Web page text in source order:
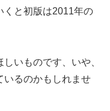
くと初版は2011年の
いものです、いや、
いるのかもしれませ